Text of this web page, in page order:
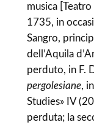
musica
1735, in
Sangro,
dell’Aquila
perduto, in F.
pergolesiane,
Studies» IV
perduta; la